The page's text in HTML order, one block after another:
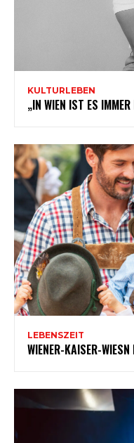
KULTURLEBEN
„IN WIEN IST ES IMMER
LEBENSZEIT
WIENER-KAISER-